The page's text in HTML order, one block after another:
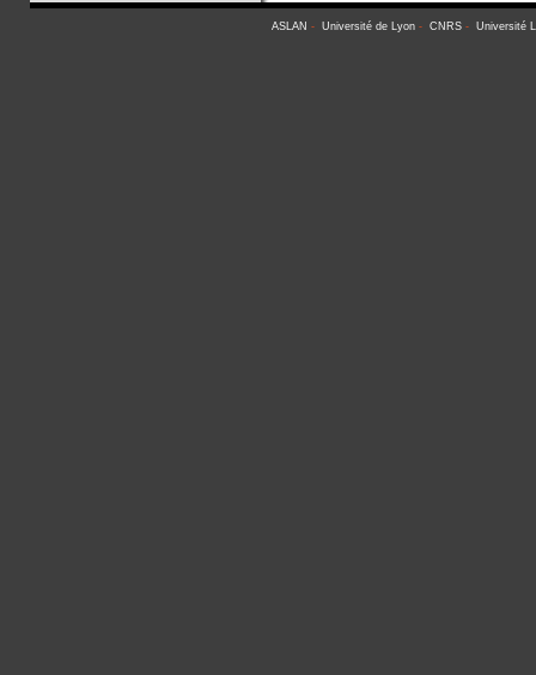
ASLAN - Université de Lyon- CNRS- Université